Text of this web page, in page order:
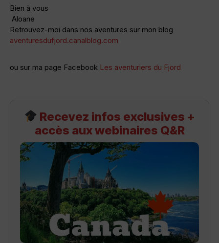
Bien à vous
Aloane
Retrouvez-moi dans nos aventures sur mon blog
aventuresdufjord.canalblog.com
ou sur ma page Facebook Les aventuriers du Fjord
Recevez infos exclusives +
accès aux webinaires Q&R